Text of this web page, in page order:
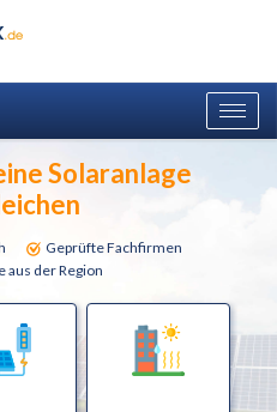
Solaranlage
Geprüfte Fachfirmen
aus der Region